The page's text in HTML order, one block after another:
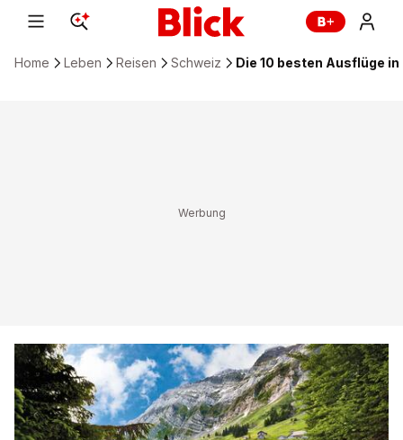
Home Leben Reisen Schweiz Die 10 besten Ausflüge